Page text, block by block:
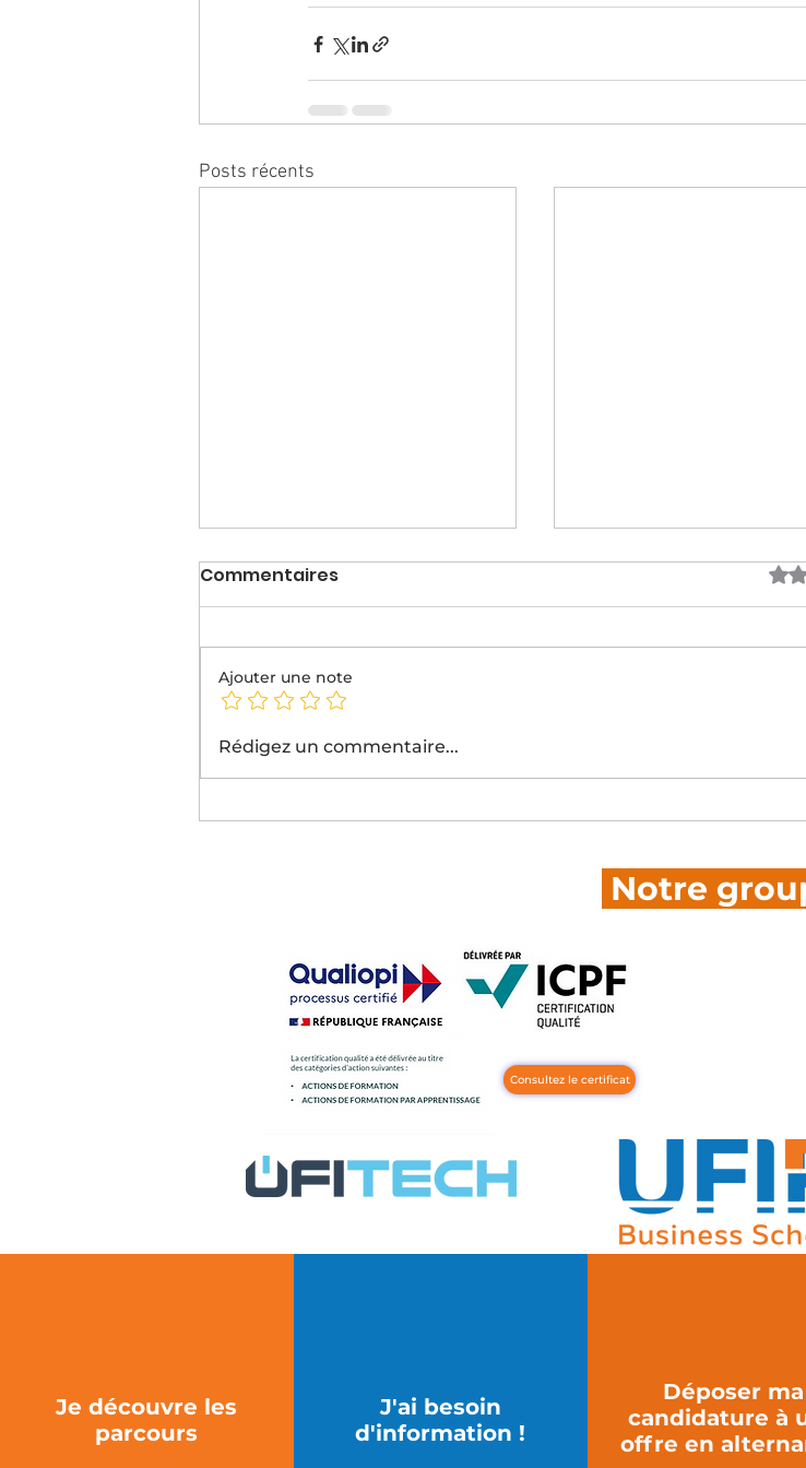
Posts récents
Nos étudiants brillent au
DCF Challenge 2026 🏆
apprentis : tout savoir
Commentaires
Ajouter une note
Rédigez un commentaire...
Notre
Consultez le certificat
Je découvre les
parcours
J'ai besoin
d'information !
Déposer ma
candidature à
offre en